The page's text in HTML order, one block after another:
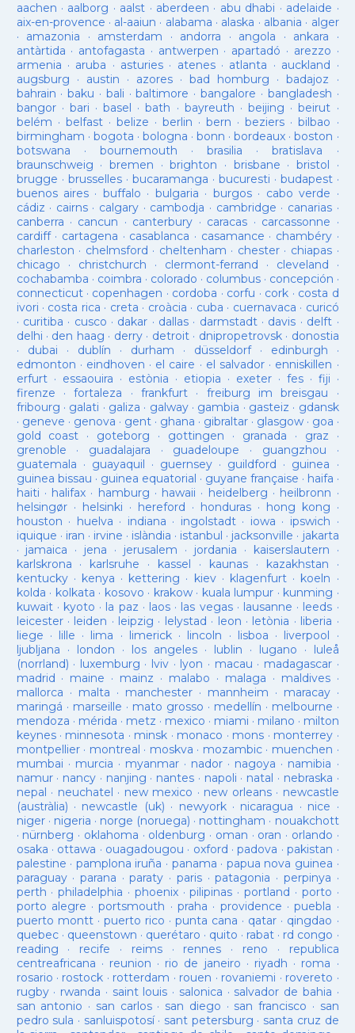
aachen · aalborg · aalst · aberdeen · abu dhabi · adelaide ·
aix-en-provence · al-aaiun · alabama · alaska · albania · alger
· amazonia · amsterdam · andorra · angola · ankara ·
antàrtida · antofagasta · antwerpen · apartadó · arezzo ·
armenia · aruba · asturies· atenes· atlanta · auckland ·
augsburg · austin · azores·bad homburg ·badajoz ·
bahrain ·baku · bali ·baltimore ·bangalore · bangladesh ·
bangor· bari ·basel ·bath · bayreuth ·beijing ·beirut ·
belém · belfast· belize · berlin ·bern ·beziers ·bilbao ·
birmingham · bogota · bologna ·bonn ·bordeaux ·boston ·
botswana · bournemouth ·brasilia ·bratislava ·
braunschweig · bremen ·brighton · brisbane · bristol ·
brugge · brusselles· bucaramanga · bucuresti · budapest·
buenos aires· buffalo · bulgaria · burgos· cabo verde ·
cádiz · cairns· calgary · cambodja · cambridge · canarias·
canberra · cancun · canterbury · caracas · carcassonne ·
cardiff· cartagena · casablanca · casamance · chambéry·
charleston · chelmsford · cheltenham · chester· chiapas ·
chicago · christchurch · clermont-ferrand · cleveland ·
cochabamba · coimbra · colorado · columbus· concepción ·
connecticut· copenhagen · cordoba · corfu · cork · costa d
ivori · costa rica · creta · croàcia · cuba · cuernavaca · curicó
· curitiba · cusco · dakar · dallas · darmstadt· davis · delft ·
delhi · den haag · derry· detroit· dnipropetrovsk· donostia
· dubai · dublín · durham · düsseldorf· edinburgh ·
edmonton · eindhoven · el caire · el salvador · enniskillen ·
erfurt· essaouira · estònia · etiopia · exeter· fes· fiji ·
firenze ·fortaleza · frankfurt· freiburg im breisgau ·
fribourg · galati · galiza · galway· gambia · gasteiz · gdansk
· geneve · genova · gent· ghana · gibraltar· glasgow· goa ·
gold coast · goteborg · gottingen · granada · graz ·
grenoble · guadalajara · guadeloupe · guangzhou ·
guatemala · guayaquil · guernsey· guildford · guinea ·
guinea bissau · guinea equatorial · guyane française · haifa ·
haiti · halifax · hamburg · hawaii · heidelberg · heilbronn ·
helsingør· helsinki · hereford · honduras· hong kong ·
houston · huelva · indiana · ingolstadt· iowa · ipswich ·
iquique · iran · irvine · islàndia · istanbul · jacksonville · jakarta
· jamaica · jena · jerusalem · jordania · kaiserslautern ·
karlskrona · karlsruhe · kassel · kaunas· kazakhstan ·
kentucky· kenya · kettering · kiev· klagenfurt · koeln ·
kolda · kolkata · kosovo · krakow· kuala lumpur · kunming ·
kuwait· kyoto · la paz · laos· las vegas· lausanne · leeds ·
leicester· leiden · leipzig · lelystad · leon · letònia · liberia ·
liege · lille · lima · limerick· lincoln · lisboa · liverpool ·
ljubljana · london · los angeles· lublin · lugano · luleå
(norrland) · luxemburg · lviv · lyon · macau · madagascar·
madrid · maine · mainz · malabo · malaga · maldives·
mallorca · malta · manchester· mannheim · maracay·
maringá · marseille · mato grosso · medellín · melbourne ·
mendoza · mérida · metz · mexico · miami · milano · milton
keynes· minnesota · minsk · monaco · mons · monterrey ·
montpellier· montreal · moskva · mozambic· muenchen ·
mumbai · murcia · myanmar· nador · nagoya · namibia ·
namur· nancy · nanjing · nantes · napoli · natal · nebraska ·
nepal · neuchatel · new mexico · new orleans· newcastle
(austràlia) · newcastle (uk) · newyork· nicaragua · nice ·
niger· nigeria · norge (noruega) · nottingham · nouakchott
· nürnberg · oklahoma · oldenburg · oman · oran · orlando ·
osaka · ottawa · ouagadougou · oxford ·padova ·pakistan ·
palestine · pamplona iruña · panama · papua nova guinea ·
paraguay· parana ·paraty · paris·patagonia · perpinya ·
perth ·philadelphia · phoenix·pilipinas ·portland · porto ·
porto alegre ·portsmouth ·praha · providence ·puebla ·
puerto montt· puerto rico ·punta cana · qatar · qingdao ·
quebec· queenstown · querétaro · quito · rabat · rd congo ·
reading · recife · reims· rennes · reno · republica
centreafricana · reunion · rio de janeiro · riyadh · roma ·
rosario · rostock · rotterdam · rouen · rovaniemi · rovereto ·
rugby· rwanda · saint louis · salonica · salvador de bahia ·
san antonio · san carlos· san diego · san francisco · san
pedro sula · sanluispotosí· sant petersburg · santa cruz de